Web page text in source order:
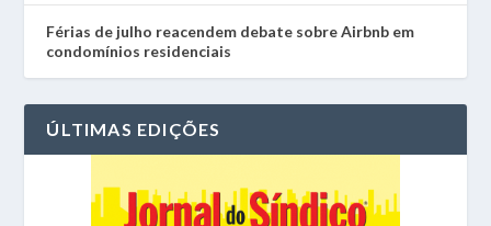
Férias de julho reacendem debate sobre Airbnb em
condomínios residenciais
ÚLTIMAS EDIÇÕES